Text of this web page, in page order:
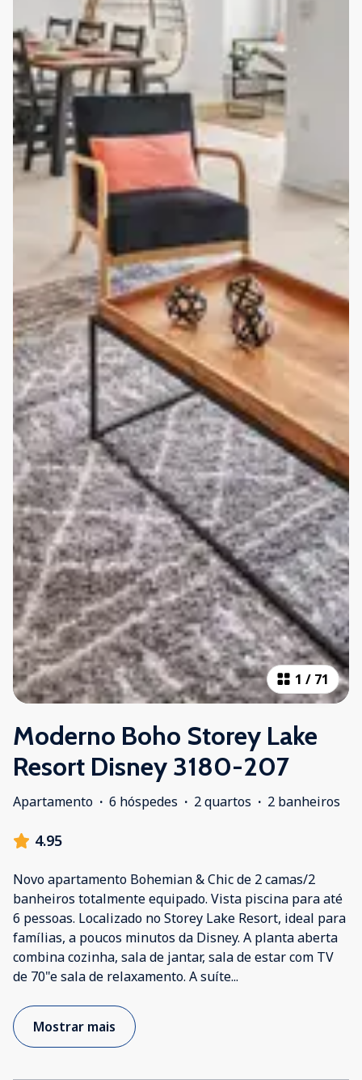
1 / 71
Moderno Boho Storey Lake
Resort Disney 3180-207
Apartamento · 6 hóspedes · 2 quartos · 2 banheiros
4.95
Novo apartamento Bohemian & Chic de 2 camas/2
banheiros totalmente equipado. Vista piscina para até
6 pessoas. Localizado no Storey Lake Resort, ideal para
famílias, a poucos minutos da Disney. A planta aberta
combina cozinha, sala de jantar, sala de estar com TV
de 70"e sala de relaxamento. A suíte...
Mostrar mais